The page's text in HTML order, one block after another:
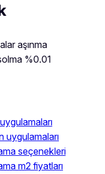
aşınma
%0.01
uygulamaları
seçenekleri
m2 fiyatları